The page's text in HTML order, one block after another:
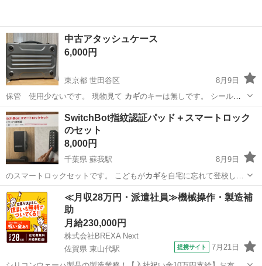
中古アタッシュケース
6,000円
東京都 世田谷区
8月9日
保管 使用少ないです。 現物見て カギのキーは無しです。 シールは
ドライヤ…
東京 世田谷区 その他 京王線
SwitchBot指紋認証パッド＋スマートロック
のセット
8,000円
千葉県 蘇我駅
8月9日
のスマートロックセットです。 こどもがカギを自宅に忘れて登校し、
帰宅時家に入れな…
千葉 千葉市 蘇我駅 その他 スマートロック
≪月収28万円・派遣社員≫機械操作・製造補
助
月給230,000円
株式会社BREXA Next
佐賀県 東山代駅
提携サイト 7月21日